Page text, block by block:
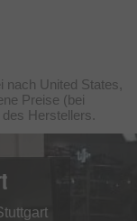
nach United States,
Preise (bei
Herstellers.